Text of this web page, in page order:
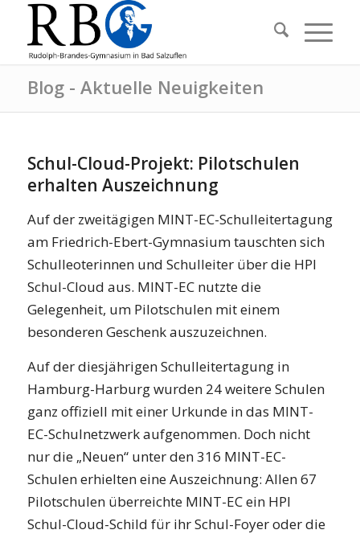
Blog - Aktuelle Neuigkeiten
Schul-Cloud-Projekt: Pilotschulen
erhalten Auszeichnung
Auf der zweitägigen MINT-EC-Schulleitertagung
am Friedrich-Ebert-Gymnasium tauschten sich
Schulleoterinnen und Schulleiter über die HPI
Schul-Cloud aus. MINT-EC nutzte die
Gelegenheit, um Pilotschulen mit einem
besonderen Geschenk auszuzeichnen.
Auf der diesjährigen Schulleitertagung in
Hamburg-Harburg wurden 24 weitere Schulen
ganz offiziell mit einer Urkunde in das MINT-
EC-Schulnetzwerk aufgenommen. Doch nicht
nur die „Neuen“ unter den 316 MINT-EC-
Schulen erhielten eine Auszeichnung: Allen 67
Pilotschulen überreichte MINT-EC ein HPI
Schul-Cloud-Schild für ihr Schul-Foyer oder die